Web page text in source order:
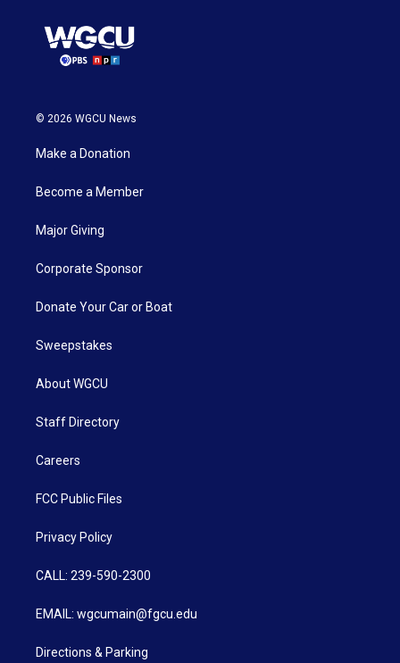
© 2026 WGCU News
Make a Donation
Become a Member
Major Giving
Corporate Sponsor
Donate Your Car or Boat
Sweepstakes
About WGCU
Staff Directory
Careers
FCC Public Files
Privacy Policy
CALL: 239-590-2300
EMAIL: wgcumain@fgcu.edu
Directions & Parking